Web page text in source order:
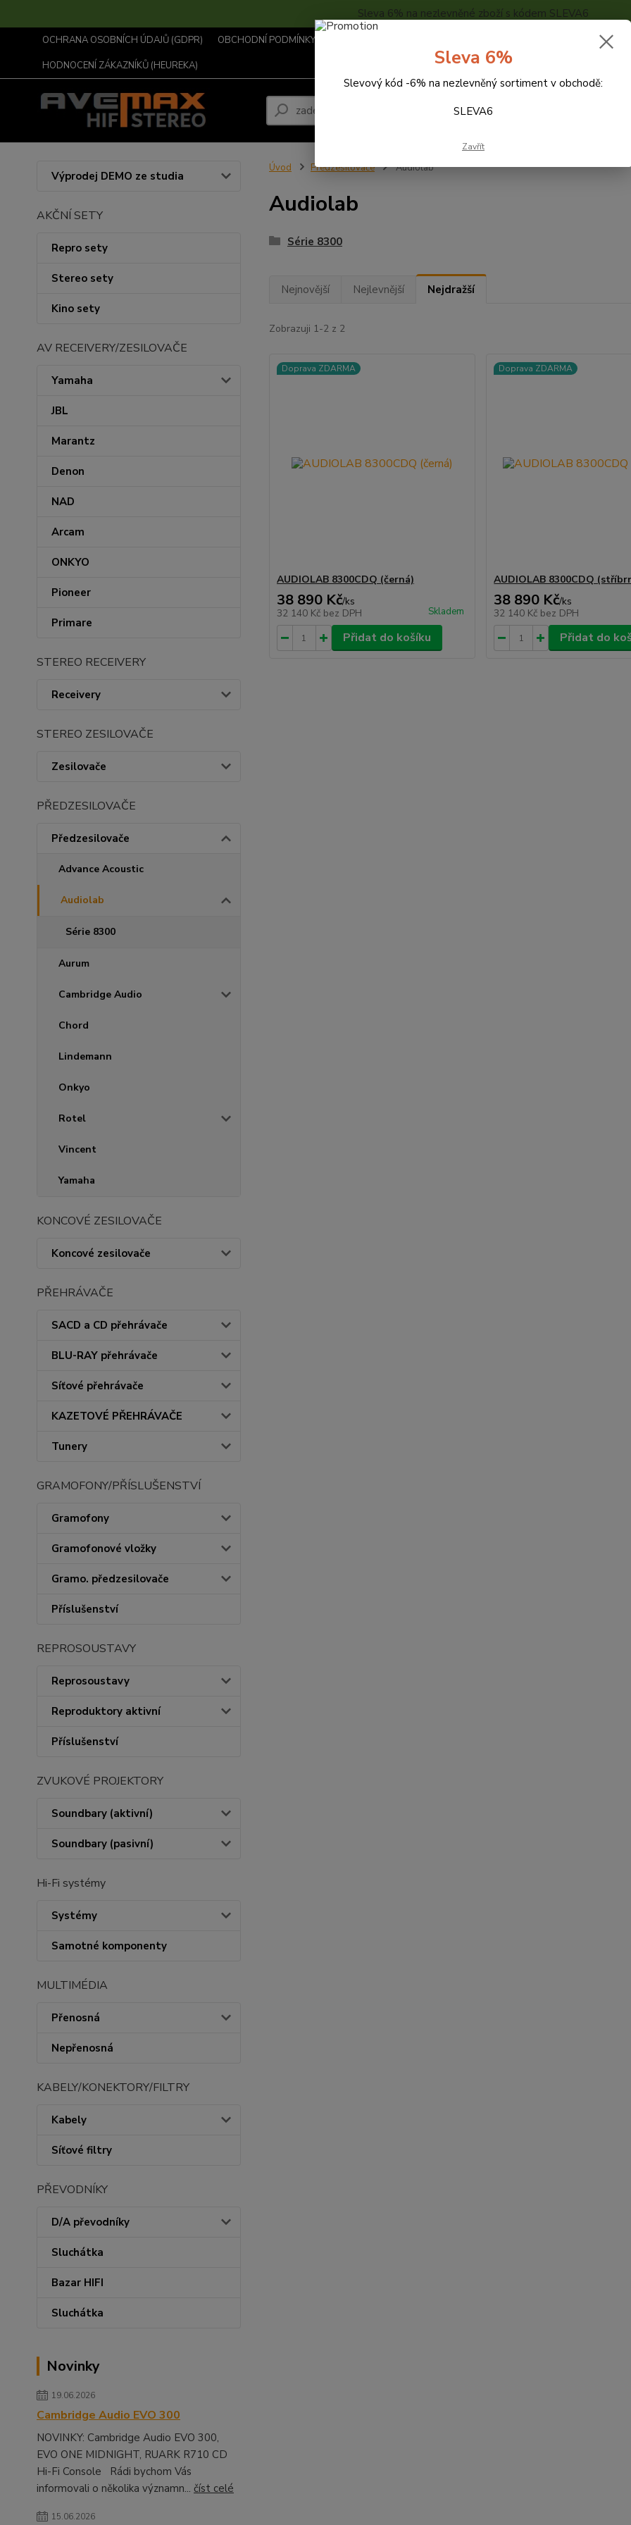
Sleva 6% na nezlevněné zboží s kódem SLEVA6
OCHRANA OSOBNÍCH ÚDAJŮ (GDPR) OBCHODNÍ PODMÍNKY ...
HODNOCENÍ ZÁKAZNÍKŮ (HEUREKA)
Hledat
Výprodej DEMO ze studia
AKČNÍ SETY
Repro sety
Stereo sety
Kino sety
AV RECEIVERY/ZESILOVAČE
Yamaha
JBL
Marantz
Denon
NAD
Arcam
ONKYO
Pioneer
Primare
STEREO RECEIVERY
Receivery
STEREO ZESILOVAČE
Zesilovače
PŘEDZESILOVAČE
Předzesilovače
Advance Acoustic
Audiolab
Série 8300
Aurum
Cambridge Audio
Chord
Lindemann
Onkyo
Rotel
Vincent
Yamaha
KONCOVÉ ZESILOVAČE
Koncové zesilovače
PŘEHRÁVAČE
SACD a CD přehrávače
BLU-RAY přehrávače
Síťové přehrávače
KAZETOVÉ PŘEHRÁVAČE
Tunery
GRAMOFONY/PŘÍSLUŠENSTVÍ
Gramofony
Gramofonové vložky
Gramo. předzesilovače
Příslušenství
REPROSOUSTAVY
Reprosoustavy
Reproduktory aktivní
Příslušenství
ZVUKOVÉ PROJEKTORY
Soundbary (aktivní)
Soundbary (pasivní)
Hi-Fi systémy
Systémy
Samotné komponenty
MULTIMÉDIA
Přenosná
Nepřenosná
KABELY/KONEKTORY/FILTRY
Kabely
Síťové filtry
PŘEVODNÍKY
D/A převodníky
Sluchátka
Bazar HIFI
Sluchátka
Novinky
19.06.2026
Cambridge Audio EVO 300
NOVINKY: Cambridge Audio EVO 300,
EVO ONE MIDNIGHT, RUARK R710 CD
Hi-Fi Console Rádi bychom Vás
informovali o několika významn... číst celé
15.06.2026
Úvod Předzesilovače Audiolab
Audiolab
Série 8300
Nejnovější Nejlevnější Nejdražší
Zobrazuji 1-2 z 2
Doprava ZDARMA
AUDIOLAB 8300CDQ (černá)
38 890 Kč/ks
32 140 Kč bez DPH Skladem
Přidat do košíku
Doprava ZDARMA
AUDIOLAB 8300CDQ
38 890 Kč/ks
32 140 Kč bez DPH
Přidat do
Sleva 6%
Slevový kód -6% na nezlevněný sortiment v obchodě:
SLEVA6
Zavřít